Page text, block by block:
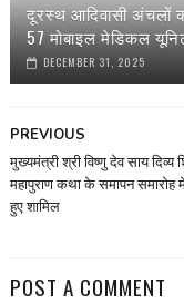
दूरस्थ आदिवासी अंचलों
57 मोबाइल मेडिकल
DECEMBER 31, 2025
PREVIOUS
मुख्यमंत्री श्री विष्णु देव साय दिव्य
महापुराण कथा के समापन समारोह
हुए शामिल
POST A COMMENT